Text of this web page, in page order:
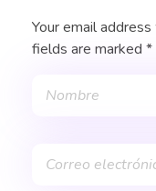
Your email
fields are marked *